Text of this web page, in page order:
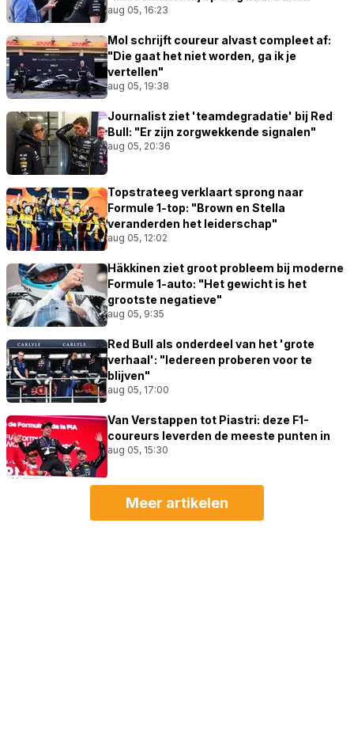
aug 05, 16:23
Mol schrijft coureur alvast compleet af:
"Die gaat het niet worden, ga ik je
vertellen"
aug 05, 19:38
Journalist ziet 'teamdegradatie' bij Red
Bull: "Er zijn zorgwekkende signalen"
aug 05, 20:36
Topstrateeg verklaart sprong naar
Formule 1-top: "Brown en Stella
veranderden het leiderschap"
aug 05, 12:02
Häkkinen ziet groot probleem bij moderne
Formule 1-auto: "Het gewicht is het
grootste negatieve"
aug 05, 9:35
Red Bull als onderdeel van het 'grote
verhaal': "Iedereen proberen voor te
blijven"
aug 05, 17:00
Van Verstappen tot Piastri: deze F1-
coureurs leverden de meeste punten in
aug 05, 15:30
Meer artikelen